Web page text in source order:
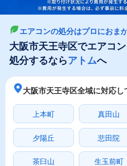
エアコンの処分はプロにおま
大阪市天王寺区でエアコ
処分するならアトムへ
大阪市天王寺区全域に対応し
上本町 真田山
夕陽丘 悲田院
茶臼山 生玉前町